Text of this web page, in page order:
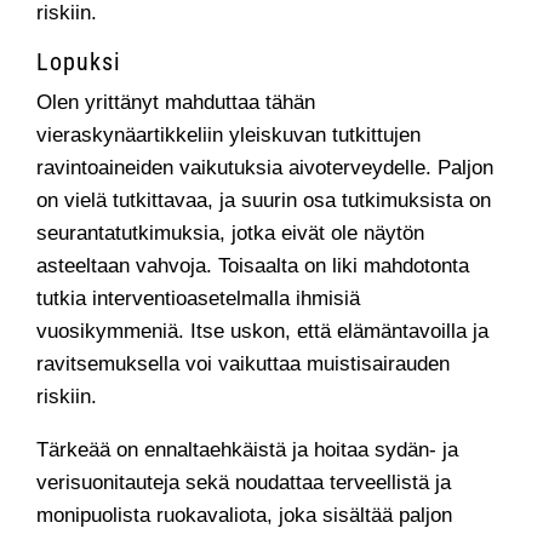
riskiin.
Lopuksi
Olen yrittänyt mahduttaa tähän
vieraskynäartikkeliin yleiskuvan tutkittujen
ravintoaineiden vaikutuksia aivoterveydelle. Paljon
on vielä tutkittavaa, ja suurin osa tutkimuksista on
seurantatutkimuksia, jotka eivät ole näytön
asteeltaan vahvoja. Toisaalta on liki mahdotonta
tutkia interventioasetelmalla ihmisiä
vuosikymmeniä. Itse uskon, että elämäntavoilla ja
ravitsemuksella voi vaikuttaa muistisairauden
riskiin.
Tärkeää on ennaltaehkäistä ja hoitaa sydän- ja
verisuonitauteja sekä noudattaa terveellistä ja
monipuolista ruokavaliota, joka sisältää paljon